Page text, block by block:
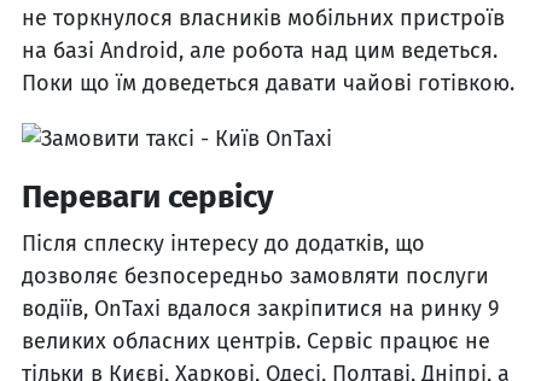
не торкнулося власників мобільних пристроїв
на базі Android, але робота над цим ведеться.
Поки що їм доведеться давати чайові готівкою.
Переваги сервісу
Після сплеску інтересу до додатків, що
дозволяє безпосередньо замовляти послуги
водіїв, OnTaxi вдалося закріпитися на ринку 9
великих обласних центрів. Сервіс працює не
тільки в Києві, Харкові, Одесі, Полтаві, Дніпрі, а